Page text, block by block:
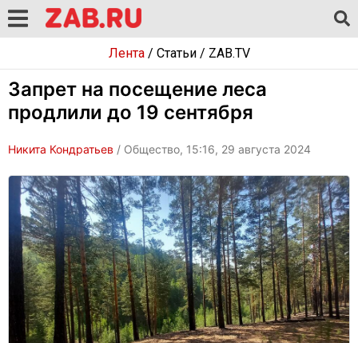
Лента/ Статьи/ ZAB.TV
Запрет на посещение леса
продлили до 19 сентября
Никита Кондратьев / Общество, 15:16, 29 августа 2024